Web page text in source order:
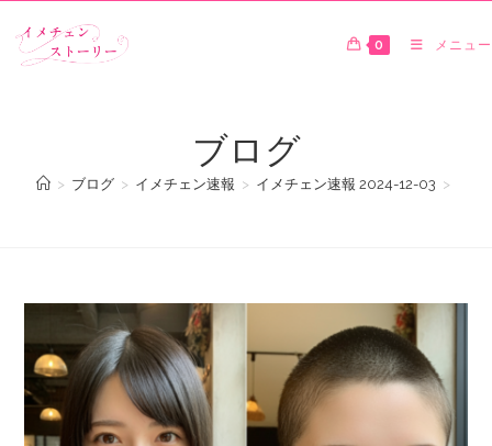
0 メニュー
ブログ
> ブログ > イメチェン速報 > イメチェン速報 2024-12-03 >